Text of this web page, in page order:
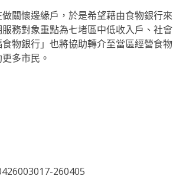
關懷邊緣戶，於是希望藉由食物銀行來
務對象重點為七堵區中低收入戶、社會
物銀行」也將協助轉介至當區經營食物
多市民。
260405